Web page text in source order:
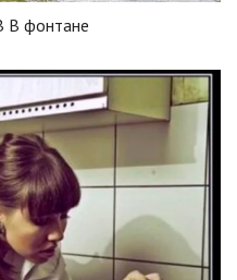
В фонтане